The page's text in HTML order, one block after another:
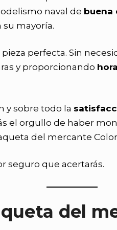
naval de buena
su mayoría.
perfecta. Sin
y proporcionando
y sobre todo la
el orgullo de haber
del mercante
seguro que acertarás.
del